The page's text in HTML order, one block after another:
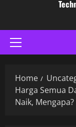
Primary
Menu
Home
Harga Semua
Naik, Mengapa?